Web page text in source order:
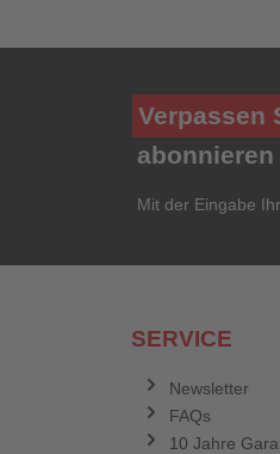
Verpassen
Mit der Eingabe
SERVICE
Newsletter
FAQs
10 Jahre